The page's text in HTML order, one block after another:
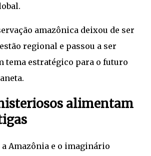
amazônica deixou de ser
regional e passou a ser
tema estratégico para o futuro
alimentam
Amazônia e o imaginário